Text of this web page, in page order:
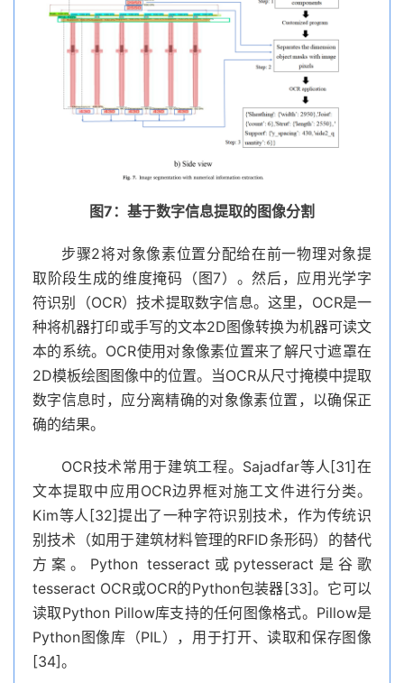
图7：基于数字信息提取的图像分割
步骤2将对象像素位置分配给在前一物理对象提
取阶段生成的维度掩码（图7）。然后，应用光学字
符识别（OCR）技术提取数字信息。这里，OCR是一
种将机器打印或手写的文本2D图像转换为机器可读文
本的系统。OCR使用对象像素位置来了解尺寸遮罩在
2D模板绘图图像中的位置。当OCR从尺寸掩模中提取
数字信息时，应分离精确的对象像素位置，以确保正
确的结果。
OCR技术常用于建筑工程。Sajadfar等人[31]在
文本提取中应用OCR边界框对施工文件进行分类。
Kim等人[32]提出了一种字符识别技术，作为传统识
别技术（如用于建筑材料管理的RFID条形码）的替代
方案。Python tesseract或pytesseract是谷歌
tesseract OCR或OCR的Python包装器[33]。它可以
读取Python Pillow库支持的任何图像格式。Pillow是
Python图像库（PIL），用于打开、读取和保存图像
[34]。